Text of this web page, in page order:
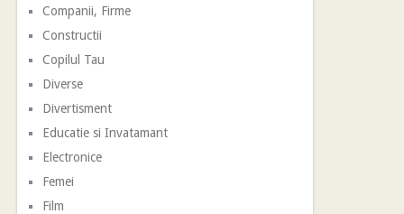
Companii, Firme
Constructii
Copilul Tau
Diverse
Divertisment
Educatie si Invatamant
Electronice
Femei
Film